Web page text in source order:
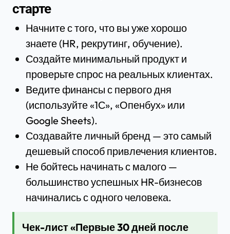
старте
Начните с того, что вы уже хорошо
знаете (HR, рекрутинг, обучение).
Создайте минимальный продукт и
проверьте спрос на реальных клиентах.
Ведите финансы с первого дня
(используйте «1С», «Опенбух» или
Google Sheets).
Создавайте личный бренд — это самый
дешевый способ привлечения клиентов.
Не бойтесь начинать с малого —
большинство успешных HR-бизнесов
начинались с одного человека.
Чек-лист «Первые 30 дней после